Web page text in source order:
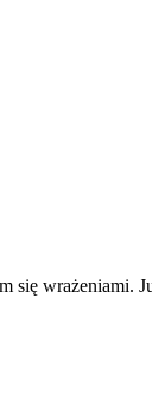
się wrażeniami.